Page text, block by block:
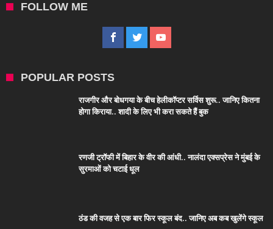
FOLLOW ME
POPULAR POSTS
राजगीर और बोधगया के बीच हेलीकॉप्टर सर्विस शुरू.. जानिए कितना
होगा किराया.. शादी के लिए भी करा सकते हैं बुक
रणजी ट्रॉफी में बिहार के वीर की आंधी.. नालंदा एक्सप्रेस ने मुंबई के
सुरमाओं को चटाई धूल
ठंड की वजह से एक बार फिर स्कूल बंद.. जानिए अब कब खुलेंगे स्कूल